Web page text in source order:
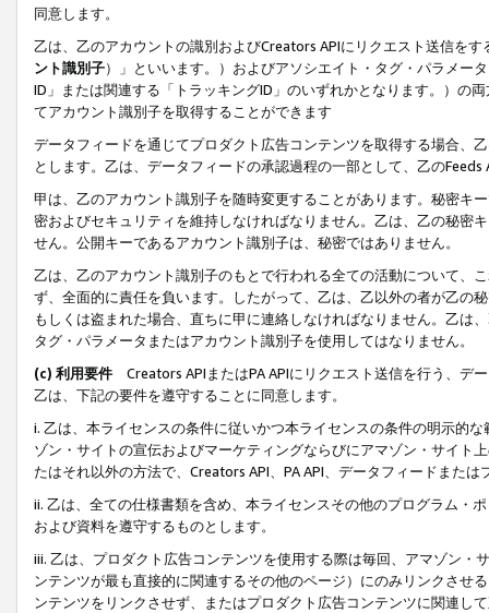
同意します。
乙は、乙のアカウントの識別およびCreators APIにリクエスト送信を
ント識別子）」といいます。）およびアソシエイト・タグ・パラメー
ID」または関連する「トラッキングID」のいずれかとなります。）の
てアカウント識別子を取得することができます
データフィードを通じてプロダクト広告コンテンツを取得する場合、
とします。乙は、データフィードの承認過程の一部として、乙の
甲は、乙のアカウント識別子を随時変更することがあります。秘密キ
密およびセキュリティを維持しなければなりません。乙は、乙の秘密
せん。公開キーであるアカウント識別子は、秘密ではありません。
乙は、乙のアカウント識別子のもとで行われる全ての活動について、
ず、全面的に責任を負います。したがって、乙は、乙以外の者が乙の
もしくは盗まれた場合、直ちに甲に連絡しなければなりません。乙は
タグ・パラメータまたはアカウント識別子を使用してはなりません。
(c) 利用要件 Creators APIまたはPA APIにリクエスト送信を行う、デ
乙は、下記の要件を遵守することに同意します。
i. 乙は、本ライセンスの条件に従いかつ本ライセンスの条件の明示的
ゾン・サイトの宣伝およびマーケティングならびにアマゾン・サイト
たはそれ以外の方法で、Creators API、PA API、データフィードまた
ii. 乙は、全ての仕様書類を含め、本ライセンスその他のプログラム・
および資料を遵守するものとします。
iii. 乙は、プロダクト広告コンテンツを使用する際は毎回、アマゾン
ンテンツが最も直接的に関連するその他のページ）にのみリンクさせ
ンテンツをリンクさせず、またはプロダクト広告コンテンツに関連し